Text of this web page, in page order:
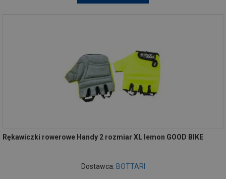
Rękawiczki rowerowe Handy 2 rozmiar XL lemon GOOD BIKE
Dostawca: BOTTARI